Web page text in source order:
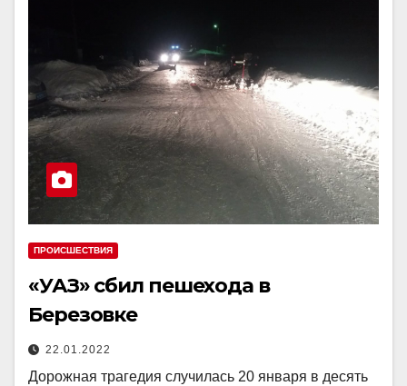
ПРОИСШЕСТВИЯ
«УАЗ» сбил пешехода в
Березовке
22.01.2022
Дорожная трагедия случилась 20 января в десять